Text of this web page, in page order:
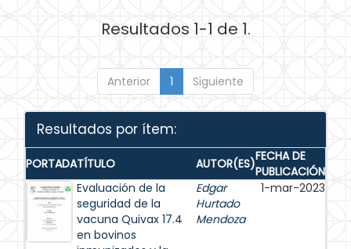
Resultados 1-1 de 1.
Anterior 1 Siguiente
Resultados por ítem:
PORTADATÍTULO AUTOR(ES)FECHA DE
PUBLICACIÓN
Evaluación de la
seguridad de la
vacuna Quivax 17.4
en bovinos
Edgar
Hurtado
Mendoza
1-mar-2023